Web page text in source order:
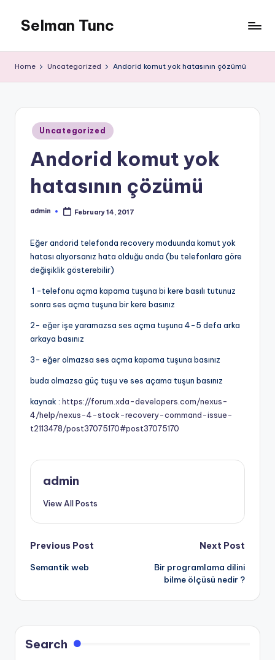
Selman Tunc
Home Uncategorized Andorid komut yok hatasının çözümü
Posted
in
Uncategorized
Andorid komut yok
hatasının çözümü
Posted
admin February 14, 2017
Eğer andorid telefonda recovery moduunda komut yok
hatası alıyorsanız hata olduğu anda (bu telefonlara göre
değişiklik gösterebilir)
1 -telefonu açma kapama tuşuna bi kere basılı tutunuz
sonra ses açma tuşuna bir kere basınız
2- eğer işe yaramazsa ses açma tuşuna 4-5 defa arka
arkaya basınız
3- eğer olmazsa ses açma kapama tuşuna basınız
buda olmazsa güç tuşu ve ses açama tuşun basınız
kaynak : https://forum.xda-developers.com/nexus-
4/help/nexus-4-stock-recovery-command-issue-
t2113478/post37075170#post37075170
admin
View All Posts
Post
navigation
Previous Post
Semantik web
Next Post
Bir programlama dilini
bilme ölçüsü nedir ?
Search